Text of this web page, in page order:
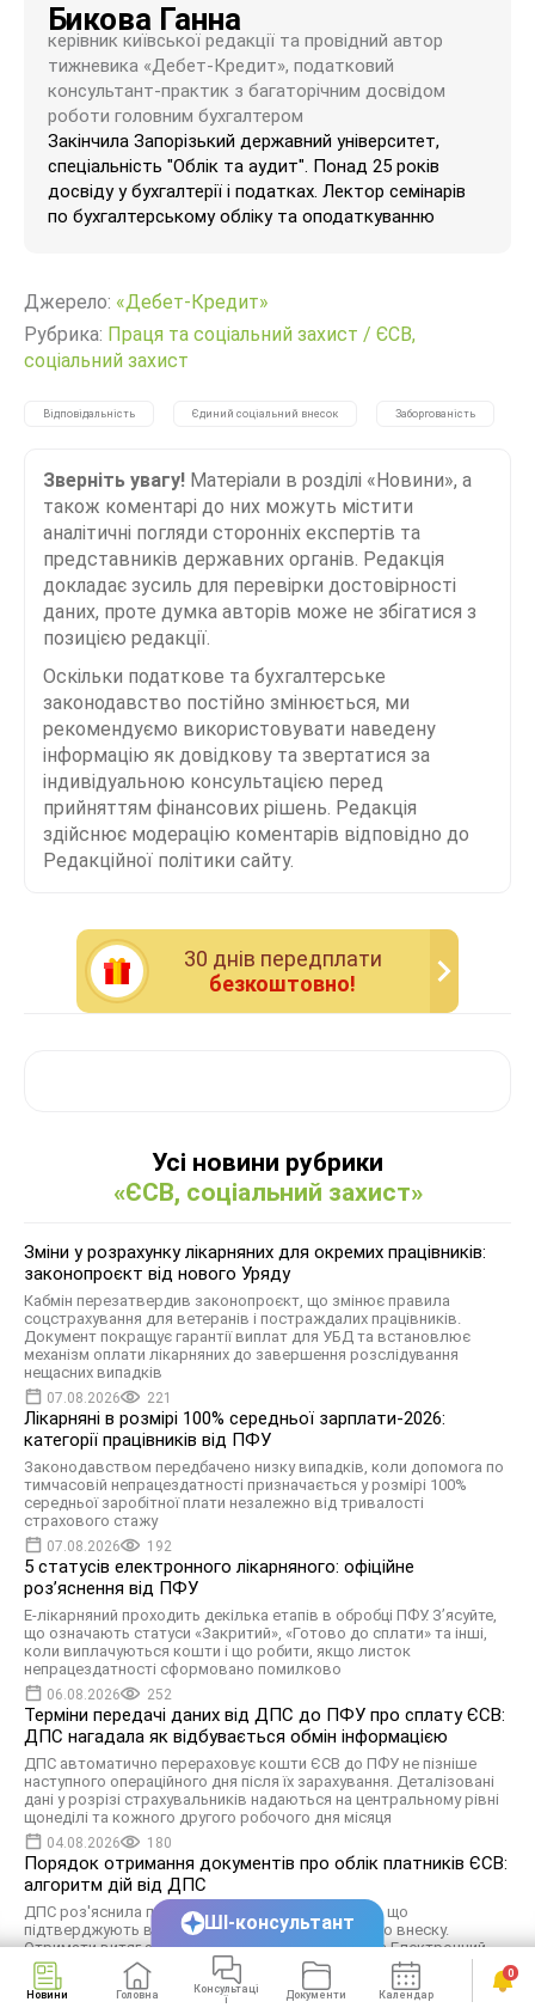
Бикова Ганна
керівник київської редакції та провідний автор
тижневика «Дебет-Кредит», податковий
консультант-практик з багаторічним досвідом
роботи головним бухгалтером
Закінчила Запорізький державний університет,
спеціальність "Облік та аудит". Понад 25 років
досвіду у бухгалтерії і податках. Лектор семінарів
по бухгалтерському обліку та оподаткуванню
Джерело: «Дебет-Кредит»
Рубрика: Праця та соціальний захист / ЄСВ,
соціальний захист
Відповідальність Єдиний соціальний внесок Заборгованість
Зверніть увагу! Матеріали в розділі «Новини», а
також коментарі до них можуть містити
аналітичні погляди сторонніх експертів та
представників державних органів. Редакція
докладає зусиль для перевірки достовірності
даних, проте думка авторів може не збігатися з
позицією редакції.
Оскільки податкове та бухгалтерське
законодавство постійно змінюється, ми
рекомендуємо використовувати наведену
інформацію як довідкову та звертатися за
індивідуальною консультацією перед
прийняттям фінансових рішень. Редакція
здійснює модерацію коментарів відповідно до
Редакційної політики сайту.
30 днiв передплати
безкоштовно!
Усі новини рубрики
«ЄСВ, соціальний захист»
Зміни у розрахунку лікарняних для окремих працівників:
законопроєкт від нового Уряду
Кабмін перезатвердив законопроєкт, що змінює правила
соцстрахування для ветеранів і постраждалих працівників.
Документ покращує гарантії виплат для УБД та встановлює
механізм оплати лікарняних до завершення розслідування
нещасних випадків
07.08.2026 221
Лікарняні в розмірі 100% середньої зарплати-2026:
категорії працівників від ПФУ
Законодавством передбачено низку випадків, коли допомога по
тимчасовій непрацездатності призначається у розмірі 100%
середньої заробітної плати незалежно від тривалості
страхового стажу
07.08.2026 192
5 статусів електронного лікарняного: офіційне
роз’яснення від ПФУ
Е-лікарняний проходить декілька етапів в обробці ПФУ. З’ясуйте,
що означають статуси «Закритий», «Готово до сплати» та інші,
коли виплачуються кошти і що робити, якщо листок
непрацездатності сформовано помилково
06.08.2026 252
Терміни передачі даних від ДПС до ПФУ про сплату ЄСВ:
ДПС нагадала як відбувається обмін інформацією
ДПС автоматично перераховує кошти ЄСВ до ПФУ не пізніше
наступного операційного дня після їх зарахування. Деталізовані
дані у розрізі страхувальників надаються на центральному рівні
щонеділі та кожного другого робочого дня місяця
04.08.2026 180
Порядок отримання документів про облік платників ЄСВ:
алгоритм дій від ДПС
ДПС роз'яснила порядок отримання документів, що
підтверджують взяття на облік платника єдиного внеску.
Отримати витяг або довідку можна онлайн через Електронний
кабінет без відвідування контролюючого органу
31.07.2026 108
Новини Головна
Консультаці
ї
Документи Календар Сервіси
0
ШІ-консультант